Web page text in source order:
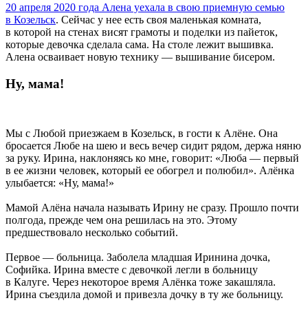
20 апреля 2020 года Алена уехала в свою приемную семью
в Козельск. Сейчас у нее есть своя маленькая комната,
в которой на стенах висят грамоты и поделки из пайеток,
которые девочка сделала сама. На столе лежит вышивка.
Алена осваивает новую технику — вышивание бисером.
Ну, мама!
Мы с Любой приезжаем в Козельск, в гости к Алёне. Она
бросается Любе на шею и весь вечер сидит рядом, держа няню
за руку. Ирина, наклоняясь ко мне, говорит: «Люба — первый
в ее жизни человек, который ее обогрел и полюбил». Алёнка
улыбается: «Ну, мама!»
Мамой Алёна начала называть Ирину не сразу. Прошло почти
полгода, прежде чем она решилась на это. Этому
предшествовало несколько событий.
Первое — больница. Заболела младшая Иринина дочка,
Софийка. Ирина вместе с девочкой легли в больницу
в Калуге. Через некоторое время Алёнка тоже закашляла.
Ирина съездила домой и привезла дочку в ту же больницу.